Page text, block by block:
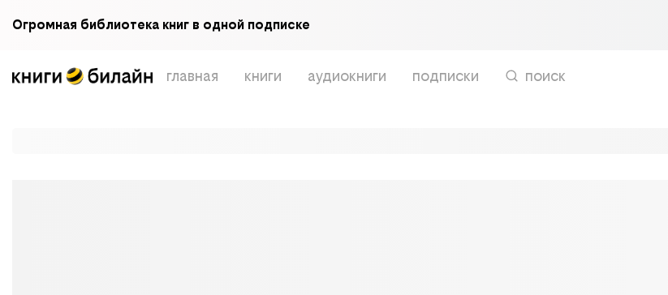
Огромная библиотека книг в одной подписке
главная книги аудиокниги подписки поиск